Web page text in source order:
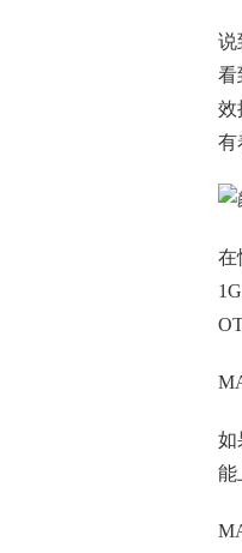
说
看
效
有
在
如
能